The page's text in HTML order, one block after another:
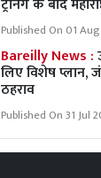
Published On 01
Bareilly News :
लिए विशेष प्लान,
ठहराव
Published On 31 Jul